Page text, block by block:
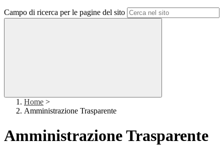
Campo di ricerca per le pagine del sito
Home >
Amministrazione Trasparente
Amministrazione Trasparente